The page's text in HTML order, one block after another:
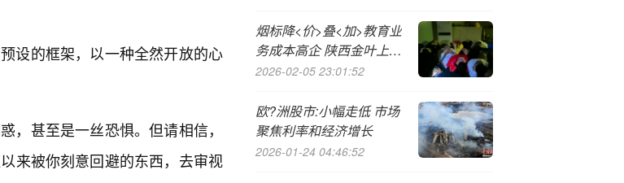
设的框架，以一种全然开放的心
，甚至是一丝恐惧。但请相信，
来被你刻意回避的东西，去审视
烟标降<价>叠<加>教育业
务成本高企 陕西金叶上半
年营收小降
2026-02-05 23:01:52
欧?洲股市:小幅走低 市场
聚焦利率和经济增长
2026-01-24 04:46:52